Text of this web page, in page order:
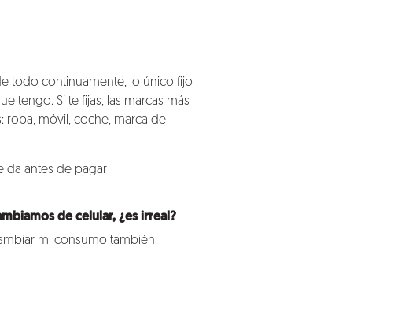
todo continuamente, lo único fijo
tengo. Si te fijas, las marcas más
ropa, móvil, coche, marca de
da antes de pagar
de celular, ¿es irreal?
mi consumo también